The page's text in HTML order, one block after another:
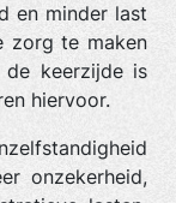
en minder last
zorg te maken
de keerzijde is
hiervoor.
onzekerheid,